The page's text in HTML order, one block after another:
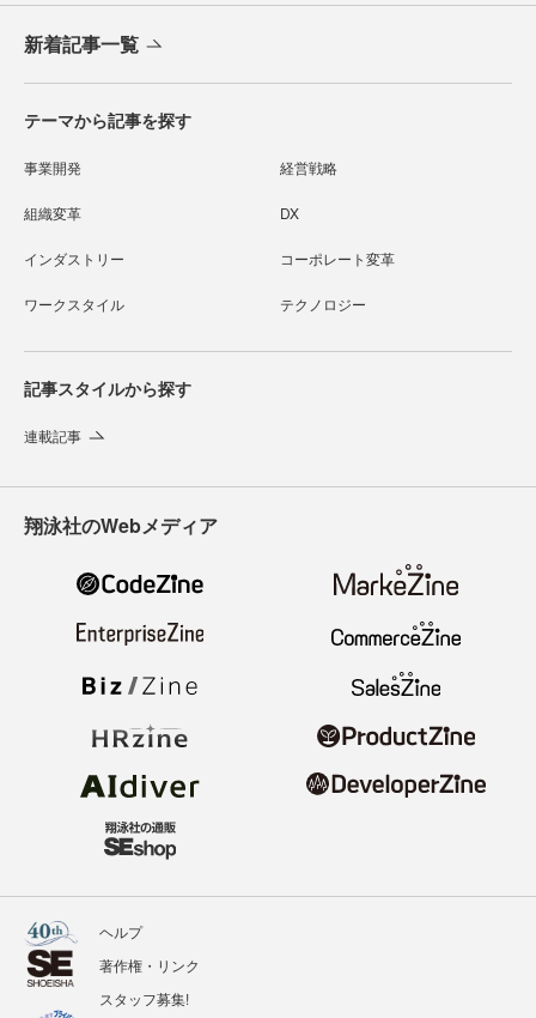
新着記事一覧
テーマから記事を探す
事業開発 経営戦略
組織変革 DX
インダストリー コーポレート変革
ワークスタイル テクノロジー
記事スタイルから探す
連載記事
翔泳社のWebメディア
ヘルプ
著作権・リンク
スタッフ募集!